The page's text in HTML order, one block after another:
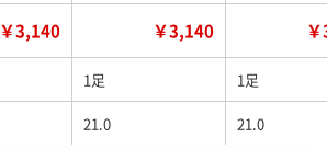
￥3,140 ￥3,140
1足 1足
21.0 21.0